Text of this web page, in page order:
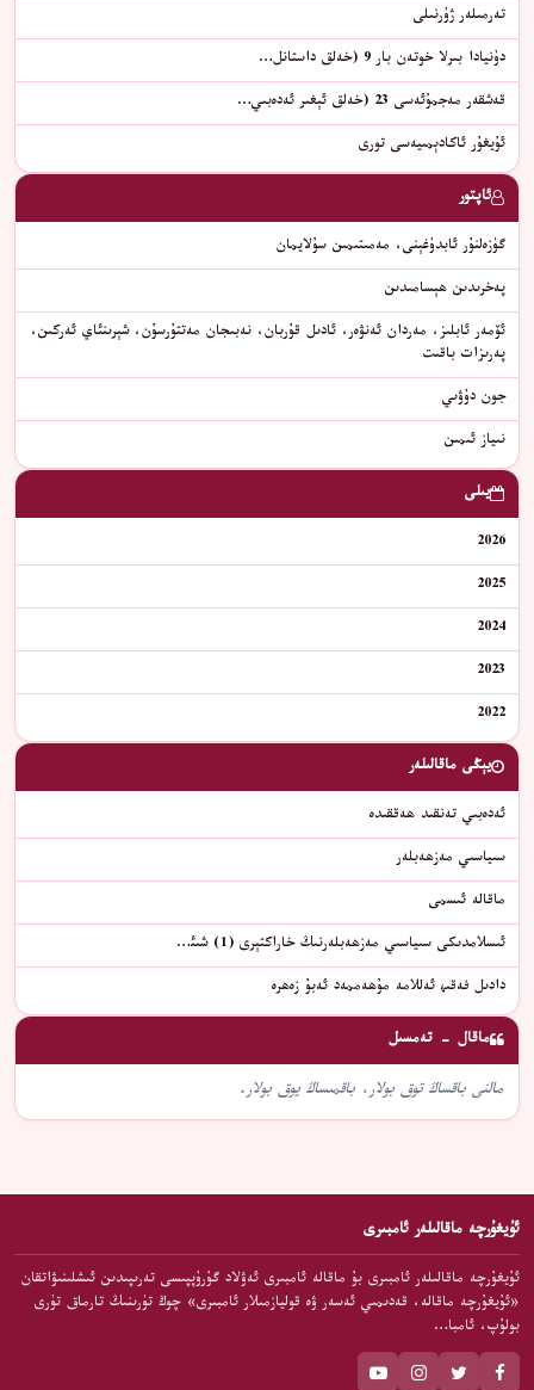
تەرمىلەر ژۇرنىلى
دۇنيادا بىرلا خوتەن بار 9 (خەلق داستانل…
قەشقەر مەجمۇئەسى 23 (خەلق ئېغىر ئەدەبىي…
ئۇيغۇر ئاكادېمىيەسى تورى
ئاپتور
گۈزەلنۇر ئابدۇغېنى، مەمىتىمىن سۇلايمان
پەخرىدىن ھېسامىدىن
ئۆمەر ئابلىز، مەردان ئەنۋەر، ئادىل قۇربان، نەبىجان مەتتۇرسۇن، شېرىنئاي ئەركىن،
پەرىزات باقىت
جون دۇۋىي
نىياز ئىمىن
يىلى
2026
2025
2024
2023
2022
يېڭى ماقالىلەر
ئەدەبىي تەنقىد ھەققىدە
سىياسىي مەزھەبلەر
ماقالە ئىسمى
ئىسلامدىكى سىياسىي مەزھەبلەرنىڭ خاراكتېرى (1) شىئ…
دادىل فەقىھ ئەللامە مۇھەممەد ئەبۇ زەھرە
ماقال - تەمسىل
مالنى باقساڭ توق بولار، باقمىساڭ يوق بولار.
ئۇيغۇرچە ماقالىلەر ئامبىرى
ئۇيغۇرچە ماقالىلەر ئامبىرى بۇ ماقالە ئامبىرى ئەۋلاد گۇرۇپپىسى تەرىپىدىن ئىشلىنىۋاتقان
«ئۇيغۇرچە ماقالە، قەدىمىي ئەسەر ۋە قوليازمىلار ئامبىرى» چوڭ تۈرىنىڭ تارماق تۈرى
بولۇپ، ئامبا…